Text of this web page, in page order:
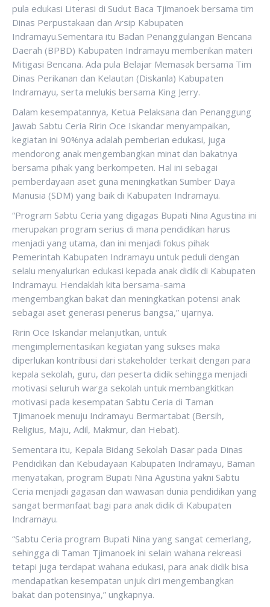
pula edukasi Literasi di Sudut Baca Tjimanoek bersama tim
Dinas Perpustakaan dan Arsip Kabupaten
Indramayu.Sementara itu Badan Penanggulangan Bencana
Daerah (BPBD) Kabupaten Indramayu memberikan materi
Mitigasi Bencana. Ada pula Belajar Memasak bersama Tim
Dinas Perikanan dan Kelautan (Diskanla) Kabupaten
Indramayu, serta melukis bersama King Jerry.
Dalam kesempatannya, Ketua Pelaksana dan Penanggung
Jawab Sabtu Ceria Ririn Oce Iskandar menyampaikan,
kegiatan ini 90%nya adalah pemberian edukasi, juga
mendorong anak mengembangkan minat dan bakatnya
bersama pihak yang berkompeten. Hal ini sebagai
pemberdayaan aset guna meningkatkan Sumber Daya
Manusia (SDM) yang baik di Kabupaten Indramayu.
“Program Sabtu Ceria yang digagas Bupati Nina Agustina ini
merupakan program serius di mana pendidikan harus
menjadi yang utama, dan ini menjadi fokus pihak
Pemerintah Kabupaten Indramayu untuk peduli dengan
selalu menyalurkan edukasi kepada anak didik di Kabupaten
Indramayu. Hendaklah kita bersama-sama
mengembangkan bakat dan meningkatkan potensi anak
sebagai aset generasi penerus bangsa,” ujarnya.
Ririn Oce Iskandar melanjutkan, untuk
mengimplementasikan kegiatan yang sukses maka
diperlukan kontribusi dari stakeholder terkait dengan para
kepala sekolah, guru, dan peserta didik sehingga menjadi
motivasi seluruh warga sekolah untuk membangkitkan
motivasi pada kesempatan Sabtu Ceria di Taman
Tjimanoek menuju Indramayu Bermartabat (Bersih,
Religius, Maju, Adil, Makmur, dan Hebat).
Sementara itu, Kepala Bidang Sekolah Dasar pada Dinas
Pendidikan dan Kebudayaan Kabupaten Indramayu, Baman
menyatakan, program Bupati Nina Agustina yakni Sabtu
Ceria menjadi gagasan dan wawasan dunia pendidikan yang
sangat bermanfaat bagi para anak didik di Kabupaten
Indramayu.
“Sabtu Ceria program Bupati Nina yang sangat cemerlang,
sehingga di Taman Tjimanoek ini selain wahana rekreasi
tetapi juga terdapat wahana edukasi, para anak didik bisa
mendapatkan kesempatan unjuk diri mengembangkan
bakat dan potensinya,” ungkapnya.